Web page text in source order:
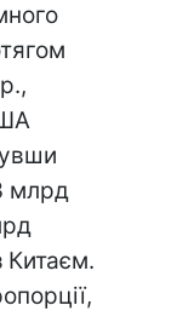
млрд
Китаєм.